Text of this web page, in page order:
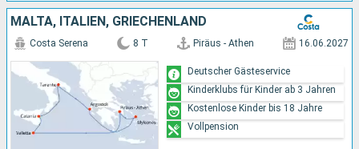
MALTA, ITALIEN, GRIECHENLAND
Costa Serena 8 T Piräus - Athen 16.06.2027
Deutscher Gästeservice
Kinderklubs für Kinder ab 3 Jahren
Kostenlose Kinder bis 18 Jahre
Vollpension